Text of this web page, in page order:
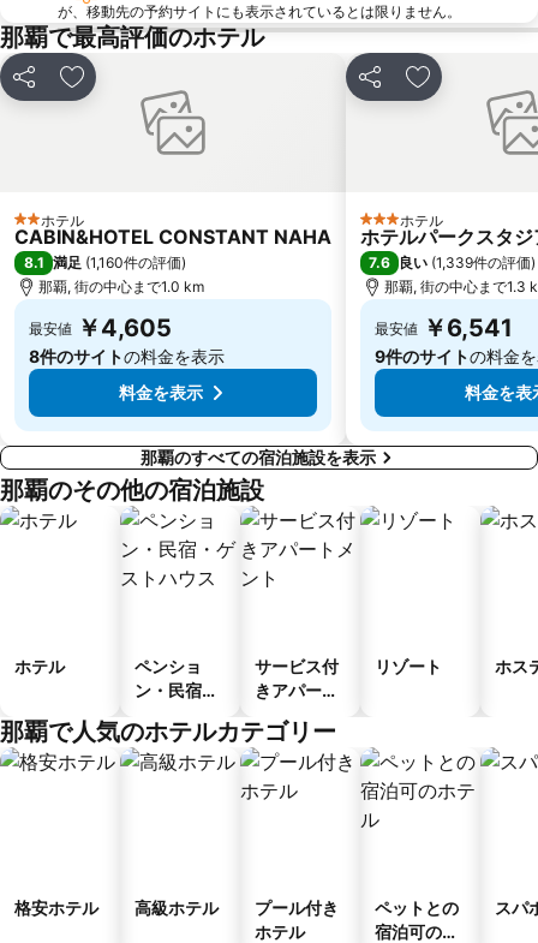
が、移動先の予約サイトにも表示されているとは限りません。
那覇で最高評価のホテル
シェア お気に入りに追加
2 ホテルのランク
ホテル
CABIN&HOTEL CONSTANT NAHA
8.1 満足 (1,160件の評価)
那覇, 街の中心まで1.0 km
最安値 ￥4,605
8件のサイトの料金を表示
料金を表示
シェア お気に入りに
3 ホテルのランク
ホテル
ホテルパークスタ
7.6 良い (1,339件の評価)
那覇, 街の中心まで1.3
最安値 ￥6,541
9件のサイトの料金
料金を表
那覇のすべての宿泊施設を表示
那覇のその他の宿泊施設
ホテル
ペンショ
ン・民宿・
ス
サービス付
きアパート
リゾート ホス
那覇で人気のホテルカテゴリー
格安ホテル 高級ホテル
プール付き
ホテル
ペットとの
宿泊可のホ
スパ